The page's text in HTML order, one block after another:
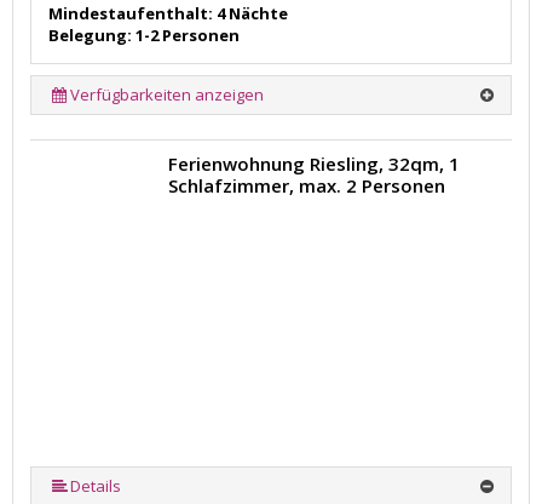
Mindestaufenthalt: 4 Nächte
Belegung: 1-2 Personen
Verfügbarkeiten anzeigen
Ferienwohnung Riesling, 32qm, 1
Schlafzimmer, max. 2 Personen
Details